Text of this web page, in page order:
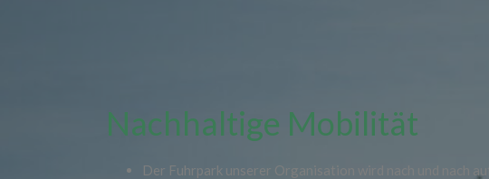
Nachhaltige Mobilität
Der Fuhrpark unserer Organisation wird nach und nach auf